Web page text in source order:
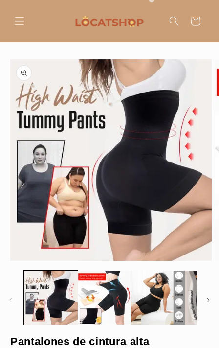
al contenido
Carrito
a la
información
del producto
elemento
multimedia
una
ventana
modal
Pantalones de cintura alta
Negro+Negro（2 piezas）